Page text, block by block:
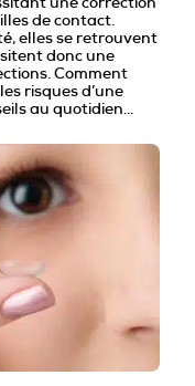
de contact.
elles se retrouvent
donc une
Comment
risques d’une
au quotidien…